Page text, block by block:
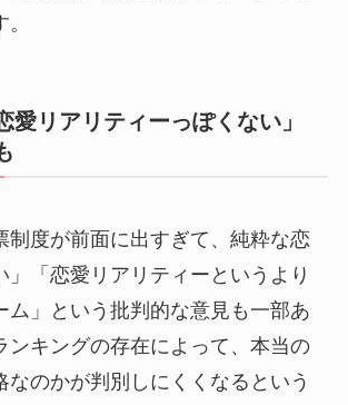
愛リアリティーっぽくない」
制度が前面に出すぎて、純粋な恋
」「恋愛リアリティーというより
ム」という批判的な意見も一部あ
ンキングの存在によって、本当の
なのかが判別しにくくなるという